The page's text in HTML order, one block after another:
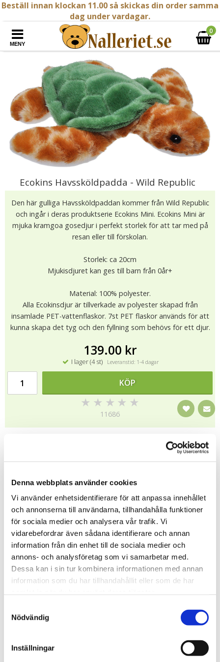
Denna webbplats använder cookies
Vi använder enhetsidentifierare för att anpassa innehållet
och annonserna till användarna, tillhandahålla funktioner
för sociala medier och analysera vår trafik. Vi
vidarebefordrar även sådana identifierare och annan
information från din enhet till de sociala medier och
annons- och analysföretag som vi samarbetar med.
Dessa kan i sin tur kombinera informationen med annan
information som du har tillhandahållit eller som de har
Nödvändig
Inställningar
Beställ innan klockan 11.00 så skickas din order samma
dag under vardagar.
MENY
0
Ecokins Havssköldpadda - Wild Republic
Den här gulliga Havssköldpaddan kommer från Wild Republic
och ingår i deras produktserie Ecokins Mini. Ecokins Mini är
mjuka kramgoa gosedjur i perfekt storlek för att tar med på
resan eller till förskolan.
Storlek: ca 20cm
Mjukisdjuret kan ges till barn från 0år+
Material: 100% polyester.
Alla Ecokinsdjur är tillverkade av polyester skapad från
insamlade PET-vattenflaskor. 7st PET flaskor används för att
kunna skapa det tyg och den fyllning som behövs för ett djur.
139.00 kr
I lager (4 st) Leveranstid: 1-4 dagar
KÖP
★ ★ ★ ★ ★
11686
Wild Republic har sedan 1979 försett världen med
dvs de innehåller inga farliga kemikalier, har dragfasta detaljer
och är flamsäkra. Alla djur kan ges till barn från 0år+
Djuren är stoppade med 100% återvunnen polyester framtagen
genom insamling av PET-flaskor.
Tvättråd: Använd en fuktad trasa för att torka av nallen och
borsta sedan dess päls när nallen är helt torr.
Mjukisdjur
Ecokins Minidjur